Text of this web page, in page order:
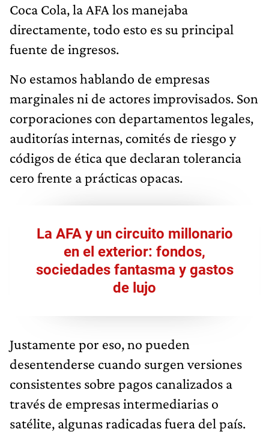
Coca Cola, la AFA los manejaba
directamente, todo esto es su principal
fuente de ingresos.
No estamos hablando de empresas
marginales ni de actores improvisados. Son
corporaciones con departamentos legales,
auditorías internas, comités de riesgo y
códigos de ética que declaran tolerancia
cero frente a prácticas opacas.
La AFA y un circuito millonario
en el exterior: fondos,
sociedades fantasma y gastos
de lujo
Justamente por eso, no pueden
desentenderse cuando surgen versiones
consistentes sobre pagos canalizados a
través de empresas intermediarias o
satélite, algunas radicadas fuera del país.